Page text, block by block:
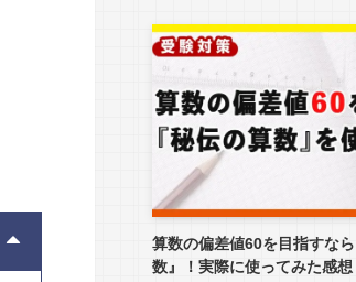
算数の偏差値60を目指すな
数』！実際に使ってみた感想